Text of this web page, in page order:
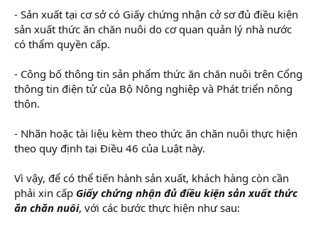
- Sản xuất tại cơ sở có Giấy chứng nhận cở sơ đủ điều kiện
sản xuất thức ăn chăn nuôi do cơ quan quản lý nhà nước
có thẩm quyền cấp.
- Công bố thông tin sản phẩm thức ăn chăn nuôi trên Cổng
thông tin điện tử của Bộ Nông nghiệp và Phát triển nông
thôn.
- Nhãn hoặc tài liệu kèm theo thức ăn chăn nuôi thực hiện
theo quy định tại Điều 46 của Luật này.
Vì vậy, để có thể tiến hành sản xuất, khách hàng còn cần
phải xin cấp Giấy chứng nhận đủ điều kiện sản xuất thức
ăn chăn nuôi, với các bước thực hiện như sau: